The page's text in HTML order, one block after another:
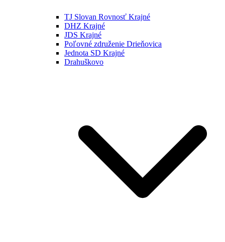
TJ Slovan Rovnosť Krajné
DHZ Krajné
JDS Krajné
Poľovné združenie Drieňovica
Jednota SD Krajné
Drahuškovo